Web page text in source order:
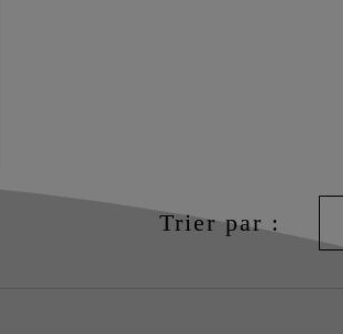
Trier par :